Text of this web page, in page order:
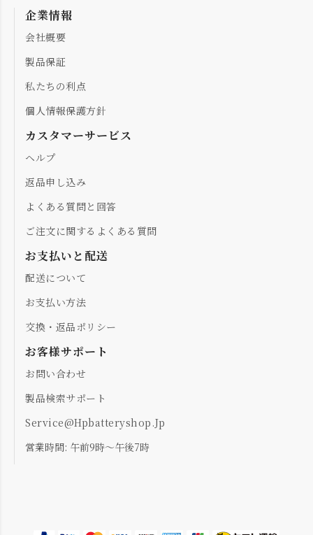
企業情報
会社概要
製品保証
私たちの利点
個人情報保護方針
カスタマーサービス
ヘルプ
返品申し込み
よくある質問と回答
ご注文に関するよくある質問
お支払いと配送
配送について
お支払い方法
交換・返品ポリシー
お客様サポート
お問い合わせ
製品検索サポート
Service@hpbatteryshop.jp
営業時間: 午前9時～午後7時